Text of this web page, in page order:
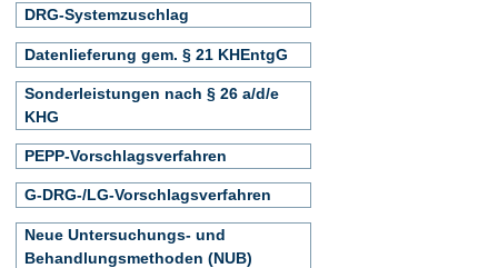
DRG-Systemzuschlag
Datenlieferung gem. § 21 KHEntgG
Sonderleistungen nach § 26 a/d/e
KHG
PEPP-Vorschlagsverfahren
G-DRG-/LG-Vorschlagsverfahren
Neue Untersuchungs- und
Behandlungsmethoden (NUB)